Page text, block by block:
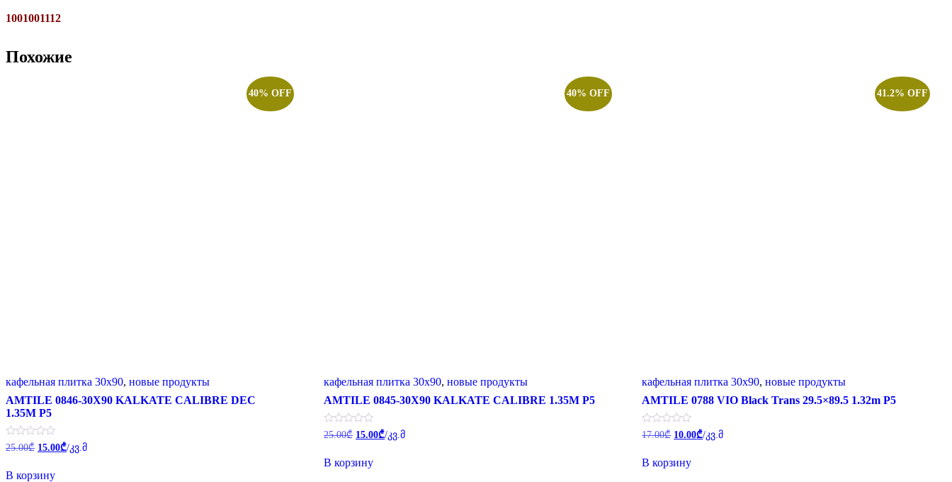
1001001112
Похожие
40% OFF
кафельная плитка 30x90, новые продукты
AMTILE 0846-30X90 KALKATE CALIBRE DEC
1.35M P5
Оценка
0
5
25.00₾ Первоначальная
цена
15.00₾Текущая
цена:
/კვ.მ
В корзину
40% OFF
кафельная плитка 30x90,новые продукты
AMTILE 0845-30X90 KALKATE CALIBRE 1.35M P5
Оценка
0
5
25.00₾ Первоначальная
цена
25.00₾.
15.00₾Текущая
цена:
/კვ.მ
В корзину
41.2% OFF
кафельная плитка 30x90,новые продукты
AMTILE 0788 VIO Black Trans 29.5×89.5 1.32m P5
Оценка
0
5
17.00₾ Первоначальная
цена
17.00₾.
10.00₾Текущая
цена:
/კვ.მ
В корзину